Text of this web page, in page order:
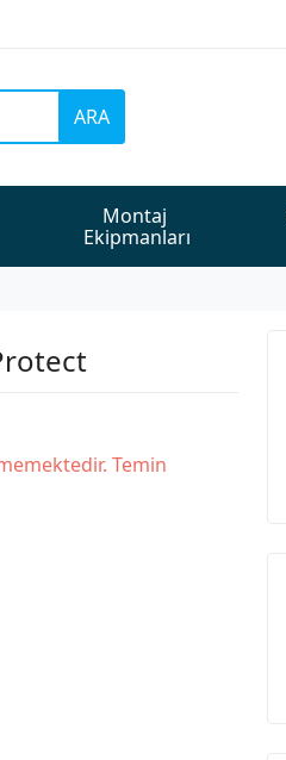
ARA
Montaj
Ekipmanları
Temin